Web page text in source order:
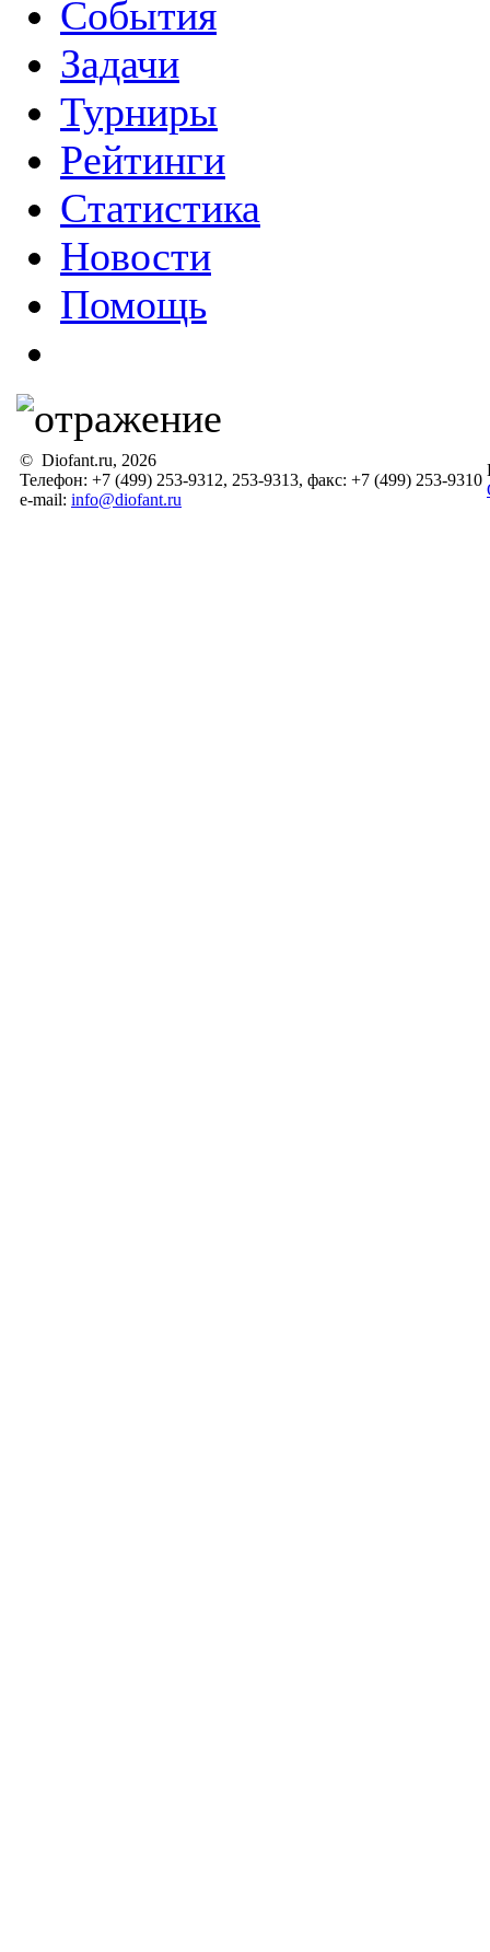
События
Задачи
Турниры
Рейтинги
Статистика
Новости
Помощь
© Diofant.ru, 2026
Телефон: +7 (499) 253-9312, 253-9313, факс: +7 (499) 253-9310
e-mail: info@diofant.ru